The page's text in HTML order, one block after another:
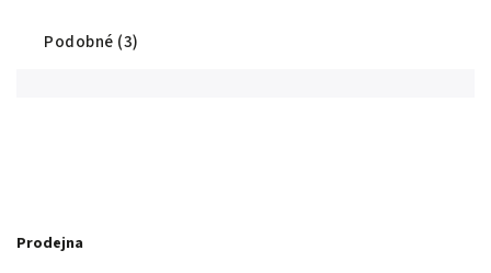
Podobné (3)
Prodejna